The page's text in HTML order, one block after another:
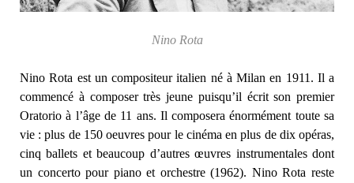
Nino Rota
Nino Rota est un compositeur italien né à Milan en 1911. Il a
commencé à composer très jeune puisqu’il écrit son premier
Oratorio à l’âge de 11 ans. Il composera énormément toute sa
vie : plus de 150 oeuvres pour le cinéma en plus de dix opéras,
cinq ballets et beaucoup d’autres œuvres instrumentales dont
un concerto pour piano et orchestre (1962). Nino Rota reste